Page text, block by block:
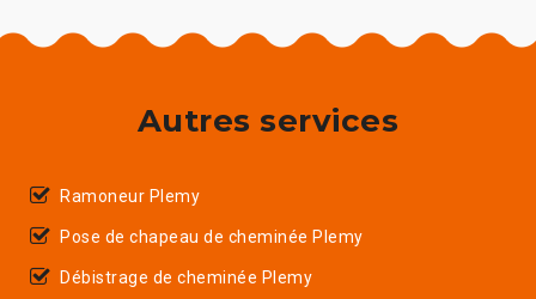
Autres services
Ramoneur Plemy
Pose de chapeau de cheminée Plemy
Débistrage de cheminée Plemy